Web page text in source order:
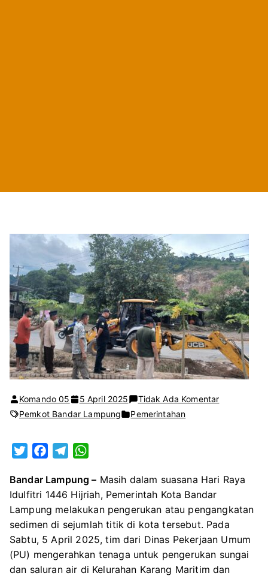
Komando 05 5 April 2025 Tidak Ada Komentarpada
Lampung
Pengerukan
Saluran
Pemkot Bandar Lampung Pemerintahan
i
t
t
e
r
c
e
b
o
o
k
l
e
g
r
a
m
a
t
s
A
p
p
Bandar Lampung – Masih dalam suasana Hari Raya
Idulfitri 1446 Hijriah, Pemerintah Kota Bandar
Lampung melakukan pengerukan atau pengangkatan
sedimen di sejumlah titik di kota tersebut. Pada
Sabtu, 5 April 2025, tim dari Dinas Pekerjaan Umum
(PU) mengerahkan tenaga untuk pengerukan sungai
dan saluran air di Kelurahan Karang Maritim dan